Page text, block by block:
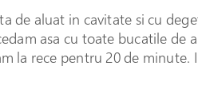
de aluat in cavitate si cu
asa cu toate bucatile de
la rece pentru 20 de